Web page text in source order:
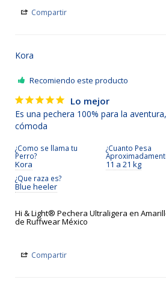
Compartir
Kora
Recomiendo este producto
Lo mejor
Es una pechera 100% para la
cómoda
¿Como se llama tu
Perro?
Kora
¿Cuanto Pesa
11 a 21 kg
¿Que raza es?
Blue heeler
Hi & Light® Pechera Ultraligera en
de Ruffwear México
Compartir